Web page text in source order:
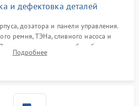
и дефектовка деталей
дозатора и панели управления.
ремня, ТЭНа, сливного насоса и
подшипников барабана и
а манжеты люка на разрывы.
Подробнее